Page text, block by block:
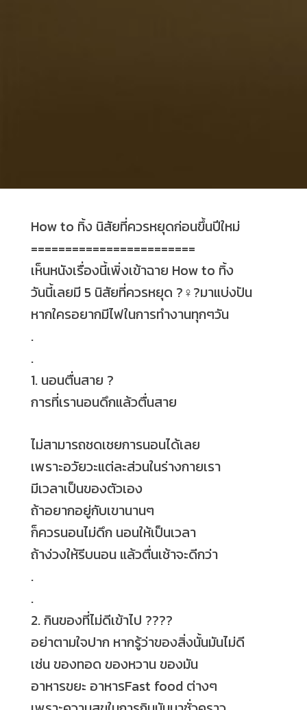
How to ทิ้ง นิสัยที่ควรหยุดก่อนขึ้นปีใหม่
========================
เห็นหนังเรื่องนี้เพิ่งเข้าฉาย How to ทิ้ง
วันนี้เลยมี 5 นิสัยที่ควรหยุด ?‍♀️?มาแบ่งปัน
หากใครอยากมีไฟในการทำงานทุกๆวัน
.
.
1. นอนตื่นสาย ?
การที่เรานอนดึกแล้วตื่นสาย
ไม่สามารถชดเชยการนอนได้เลย
เพราะอวัยวะแต่ละส่วนในร่างกายเรา
มีเวลาเป็นของตัวเอง
ถ้าอยากอยู่กับเขานานๆ
ก็ควรนอนไม่ดึก นอนให้เป็นเวลา
ถ้าง่วงให้รีบนอน แล้วตื่นเช้าจะดีกว่า
.
.
2. กินของที่ไม่ดีเข้าไป ????
อย่าตามใจปาก หากรู้ว่าของสิ่งนั้นมันไม่ดี
เช่น ของทอด ของหวาน ของมัน
อาหารขยะ อาหารFast food ต่างๆ